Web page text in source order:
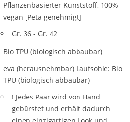
Pflanzenbasierter Kunststoff, 100%
vegan [Peta genehmigt]
Gr. 36 - Gr. 42
Bio TPU (biologisch abbaubar)
eva (herausnehmbar) Laufsohle: Bio
TPU (biologisch abbaubar)
! Jedes Paar wird von Hand
gebürstet und erhält dadurch